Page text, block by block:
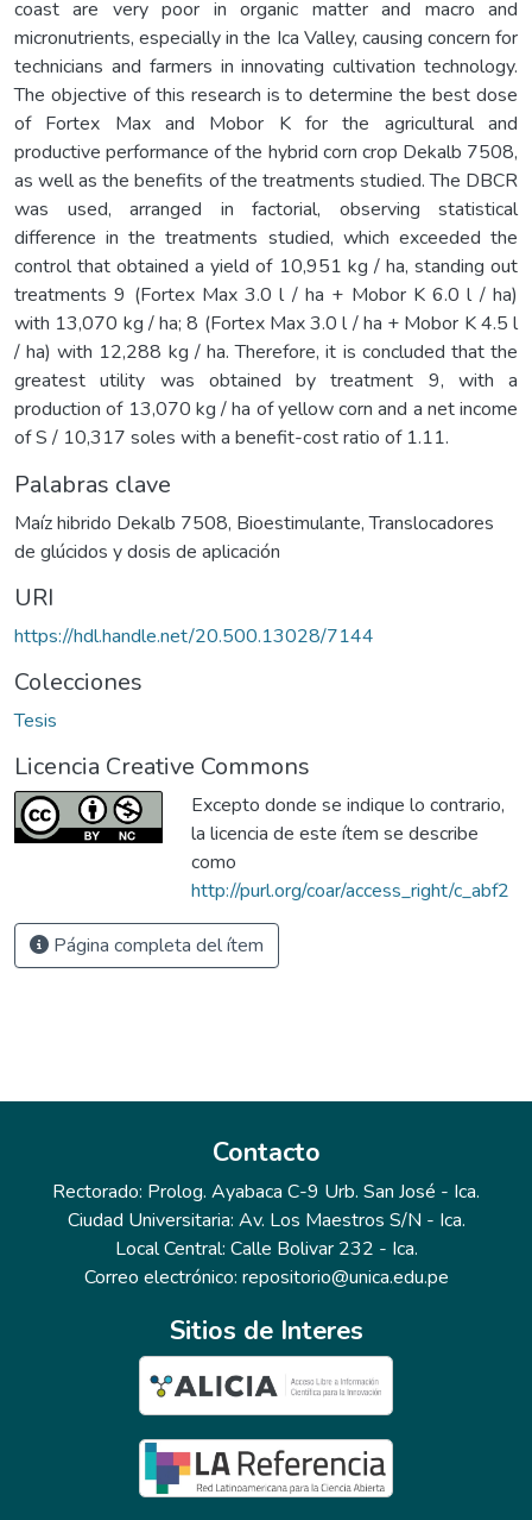
coast are very poor in organic matter and macro and
micronutrients, especially in the Ica Valley, causing concern for
technicians and farmers in innovating cultivation technology.
The objective of this research is to determine the best dose
of Fortex Max and Mobor K for the agricultural and
productive performance of the hybrid corn crop Dekalb 7508,
as well as the benefits of the treatments studied. The DBCR
was used, arranged in factorial, observing statistical
difference in the treatments studied, which exceeded the
control that obtained a yield of 10,951 kg / ha, standing out
treatments 9 (Fortex Max 3.0 l / ha + Mobor K 6.0 l / ha)
with 13,070 kg / ha; 8 (Fortex Max 3.0 l / ha + Mobor K 4.5 l
/ ha) with 12,288 kg / ha. Therefore, it is concluded that the
greatest utility was obtained by treatment 9, with a
production of 13,070 kg / ha of yellow corn and a net income
of S / 10,317 soles with a benefit-cost ratio of 1.11.
Palabras clave
Maíz hibrido Dekalb 7508, Bioestimulante,Translocadores
de glúcidos y dosis de aplicación
URI
https://hdl.handle.net/20.500.13028/7144
Colecciones
Tesis
Licencia Creative Commons
Excepto donde se indique lo contrario,
la licencia de este ítem se describe
como
http://purl.org/coar/access_right/c_abf2
Página completa del ítem
Contacto
Rectorado: Prolog. Ayabaca C-9 Urb. San José - Ica.
Ciudad Universitaria: Av. Los Maestros S/N - Ica.
Local Central: Calle Bolivar 232 - Ica.
Correo electrónico: repositorio@unica.edu.pe
Sitios de Interes